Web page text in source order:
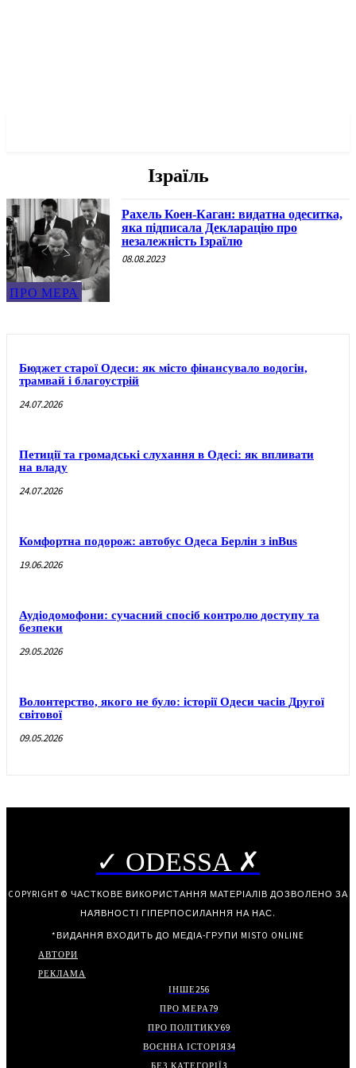
Ізраїль
ПРО МЕРА
Рахель Коен-Каган: видатна одеситка,
яка підписала Декларацію про
незалежність Ізраїлю
08.08.2023
Бюджет старої Одеси: як місто фінансувало водогін,
трамвай і благоустрій
24.07.2026
Петиції та громадські слухання в Одесі: як впливати
на владу
24.07.2026
Комфортна подорож: автобус Одеса Берлін з inBus
19.06.2026
Аудіодомофони: сучасний спосіб контролю доступу та
безпеки
29.05.2026
Волонтерство, якого не було: історії Одеси часів Другої
світової
09.05.2026
✓ ODESSA ✗
COPYRIGHT © ЧАСТКОВЕ ВИКОРИСТАННЯ МАТЕРІАЛІВ ДОЗВОЛЕНО ЗА
НАЯВНОСТІ ГІПЕРПОСИЛАННЯ НА НАС.
*ВИДАННЯ ВХОДИТЬ ДО МЕДІА-ГРУПИ MISTO ONLINE
АВТОРИ
РЕКЛАМА
ІНШЕ256
ПРО МЕРА79
ПРО ПОЛІТИКУ69
ВОЄННА ІСТОРІЯ34
БЕЗ КАТЕГОРІЇ3